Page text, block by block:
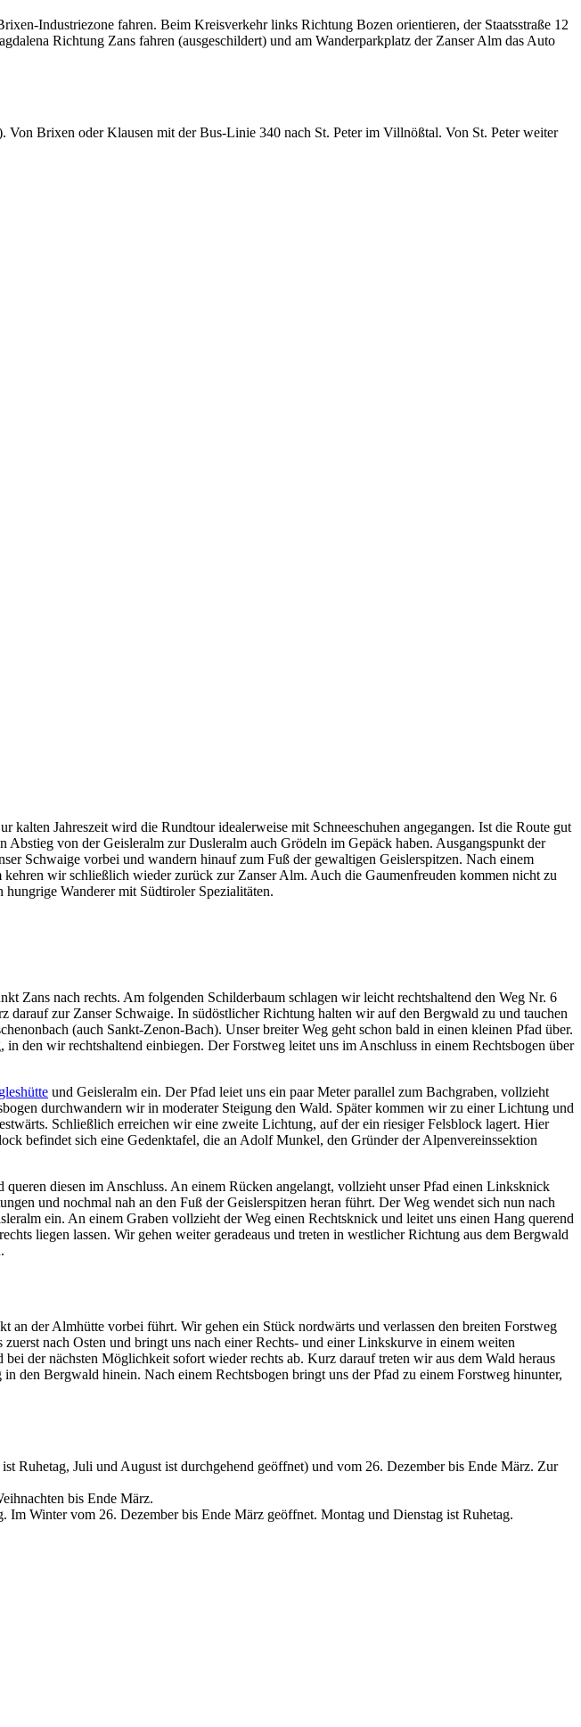
Industriezone fahren. Beim Kreisverkehr links Richtung Bozen orientieren, der Staatsstraße 12
Richtung Zans fahren (ausgeschildert) und am Wanderparkplatz der Zanser Alm das Auto
Von Brixen oder Klausen mit der Bus-Linie 340 nach St. Peter im Villnößtal. Von St. Peter weiter
Jahreszeit wird die Rundtour idealerweise mit Schneeschuhen angegangen. Ist die Route gut
von der Geisleralm zur Dusleralm auch Grödeln im Gepäck haben. Ausgangspunkt der
Schwaige vorbei und wandern hinauf zum Fuß der gewaltigen Geislerspitzen. Nach einem
wir schließlich wieder zurück zur Zanser Alm. Auch die Gaumenfreuden kommen nicht zu
Wanderer mit Südtiroler Spezialitäten.
nach rechts. Am folgenden Schilderbaum schlagen wir leicht rechtshaltend den Weg Nr. 6
darauf zur Zanser Schwaige. In südöstlicher Richtung halten wir auf den Bergwald zu und tauchen
(auch Sankt-Zenon-Bach). Unser breiter Weg geht schon bald in einen kleinen Pfad über.
den wir rechtshaltend einbiegen. Der Forstweg leitet uns im Anschluss in einem Rechtsbogen über
und Geisleralm ein. Der Pfad leiet uns ein paar Meter parallel zum Bachgraben, vollzieht
durchwandern wir in moderater Steigung den Wald. Später kommen wir zu einer Lichtung und
Schließlich erreichen wir eine zweite Lichtung, auf der ein riesiger Felsblock lagert. Hier
befindet sich eine Gedenktafel, die an Adolf Munkel, den Gründer der Alpenvereinssektion
diesen im Anschluss. An einem Rücken angelangt, vollzieht unser Pfad einen Linksknick
und nochmal nah an den Fuß der Geislerspitzen heran führt. Der Weg wendet sich nun nach
ein. An einem Graben vollzieht der Weg einen Rechtsknick und leitet uns einen Hang querend
liegen lassen. Wir gehen weiter geradeaus und treten in westlicher Richtung aus dem Bergwald
der Almhütte vorbei führt. Wir gehen ein Stück nordwärts und verlassen den breiten Forstweg
nach Osten und bringt uns nach einer Rechts- und einer Linkskurve in einem weiten
der nächsten Möglichkeit sofort wieder rechts ab. Kurz darauf treten wir aus dem Wald heraus
den Bergwald hinein. Nach einem Rechtsbogen bringt uns der Pfad zu einem Forstweg hinunter,
Juli und August ist durchgehend geöffnet) und vom 26. Dezember bis Ende März. Zur
bis Ende März.
Winter vom 26. Dezember bis Ende März geöffnet. Montag und Dienstag ist Ruhetag.